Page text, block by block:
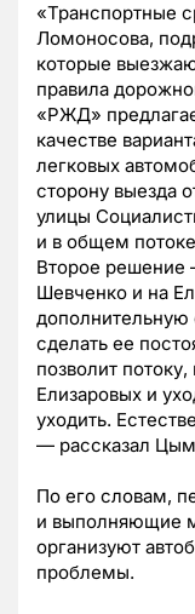
«Транспортные
Ломоносова,
которые
правила
«РЖД»
качестве
легковых
сторону выезда
улицы
и в общем
Второе решение
Шевченко и на
дополнительную
сделать ее
позволит
Елизаровых и
уходить.
— рассказал
По его словам,
и выполняющие
организуют
проблемы.